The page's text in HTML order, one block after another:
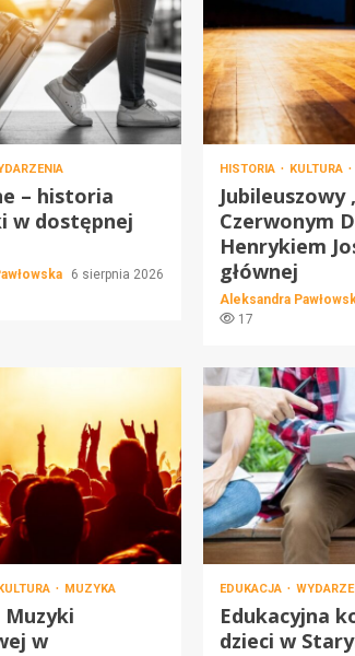
– historia
w dostępnej
6 sierpnia 2026
HISTORIA KULTURA
Jubileuszowy
Czerwonym
Henrykiem
głównej
Aleksandra
17
KULTURA MUZYKA
w
EDUKACJA
Edukacyjna
dzieci w